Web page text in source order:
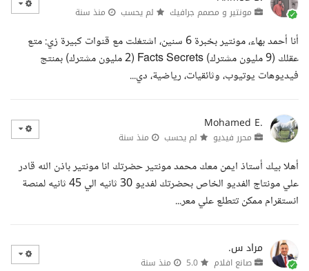
مونتير و مصمم جرافيك لم يحسب منذ سنة
أنا أحمد بهاء، مونتير بخبرة 6 سنين، اشتغلت مع قنوات كبيرة زي: متع
عقلك (9 مليون مشترك) Facts Secrets (2 مليون مشترك) بمنتج
فيديوهات يوتيوب، وثائقيات، رياضية، دي...
Mohamed E.
محرر فيديو لم يحسب منذ سنة
أهلا بيك أستاذ ايمن معك محمد مونتير حضرتك انا مونتير باذن الله قادر
علي مونتاج الفديو الخاص بحضرتك لفديو 30 ثانيه الي 45 ثانيه لمنصة
انستقرام ممكن تتطلع علي معر...
مراد س.
صانع افلام منذ سنة